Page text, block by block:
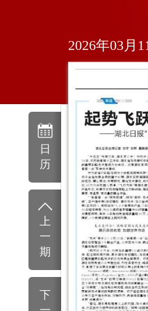
日
历
上
一
期
下
2026年03月